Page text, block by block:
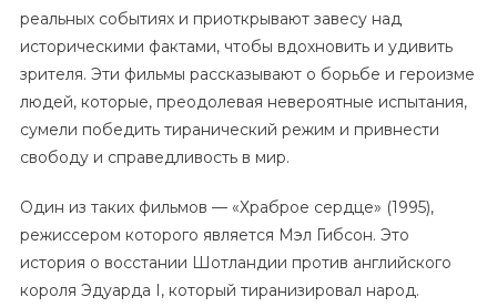
реальных событиях и приоткрывают завесу над
историческими фактами, чтобы вдохновить и удивить
зрителя. Эти фильмы рассказывают о борьбе и героизме
людей, которые, преодолевая невероятные испытания,
сумели победить тиранический режим и привнести
свободу и справедливость в мир.
Один из таких фильмов — «Храброе сердце» (1995),
режиссером которого является Мэл Гибсон. Это
история о восстании Шотландии против английского
короля Эдуарда I, который тиранизировал народ.